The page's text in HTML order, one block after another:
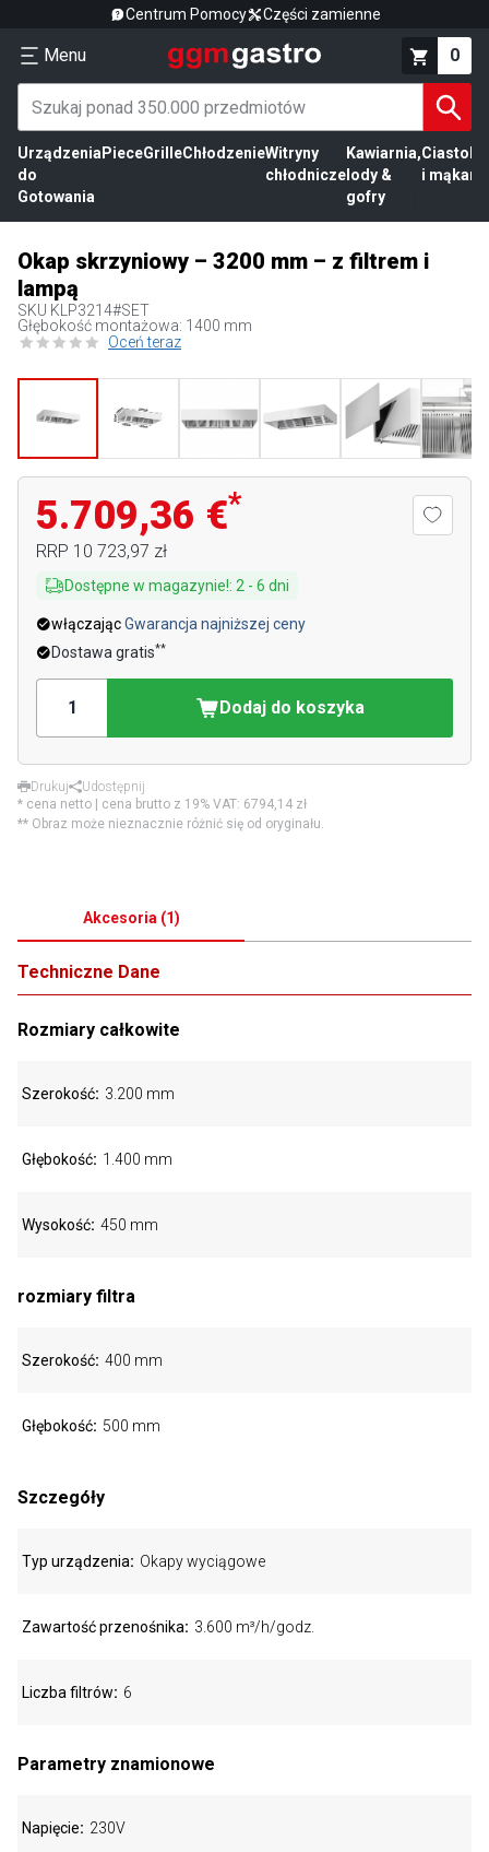
Centrum Pomocy Części zamienne
Menu 0
Urządzenia
do
Gotowania
PieceGrilleChłodzenieWitryny
chłodnicze
Kawiarnia,
lody &
gofry
Ciasto
i mąka
Okap skrzyniowy – 3200 mm – z filtrem i
lampą
SKU KLP3214#SET
Głębokość montażowa: 1400 mm
Oceń teraz
5.709,36 €*
RRP 10 723,97 zł
Dostępne w magazynie!: 2 - 6 dni
włączającGwarancja najniższej ceny
Dostawa gratis**
Dodaj do koszyka
Drukuj
Udostępnij
* cena netto | cena brutto z 19% VAT: 6794,14 zł
** Obraz może nieznacznie różnić się od oryginału.
Akcesoria (1)
Techniczne Dane
Rozmiary całkowite
Szerokość 3.200 mm
Głębokość 1.400 mm
Wysokość 450 mm
rozmiary filtra
Szerokość 400 mm
Głębokość 500 mm
Szczegóły
Typ urządzenia Okapy wyciągowe
Zawartość przenośnika 3.600 m³/h/godz.
Liczba filtrów 6
Parametry znamionowe
Napięcie 230V